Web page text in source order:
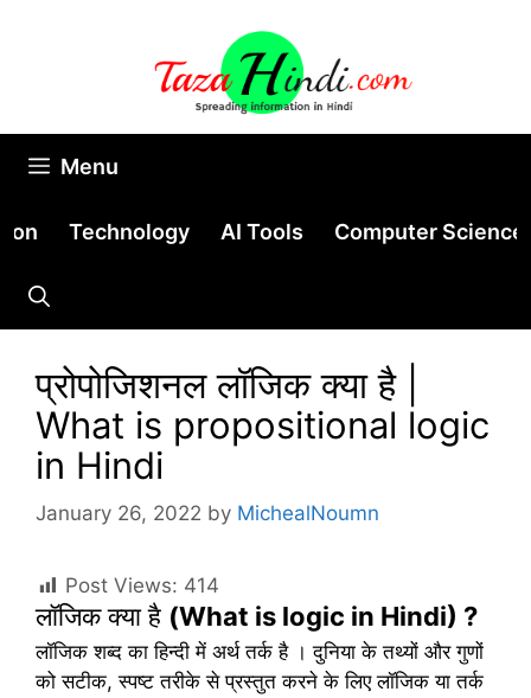
Menu
Technology AI Tools Computer Science
प्रोपोजिशनल लॉजिक क्या है |
What is propositional logic
in Hindi
January 26, 2022 by MichealNoumn
Post Views: 414
लॉजिक क्या है (What is logic in Hindi) ?
लॉजिक शब्द का हिन्दी में अर्थ तर्क है । दुनिया के तथ्यों और गुणों
को सटीक, स्पष्ट तरीके से प्रस्तुत करने के लिए लॉजिक या तर्क